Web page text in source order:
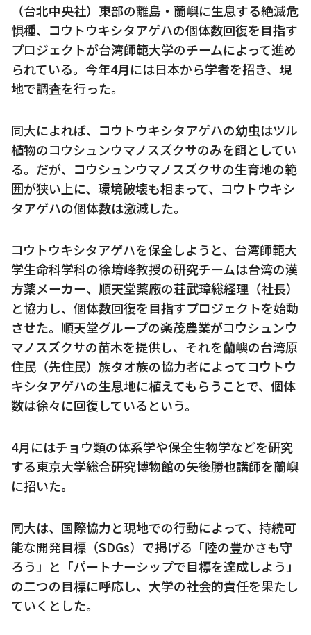
（台北中央社）東部の離島・蘭嶼に生息する絶滅危
惧種、コウトウキシタアゲハの個体数回復を目指す
プロジェクトが台湾師範大学のチームによって進め
られている。今年4月には日本から学者を招き、現
地で調査を行った。
同大によれば、コウトウキシタアゲハの幼虫はツル
植物のコウシュンウマノスズクサのみを餌としてい
る。だが、コウシュンウマノスズクサの生育地の範
囲が狭い上に、環境破壊も相まって、コウトウキシ
タアゲハの個体数は激減した。
コウトウキシタアゲハを保全しようと、台湾師範大
学生命科学科の徐堉峰教授の研究チームは台湾の漢
方薬メーカー、順天堂薬廠の荘武璋総経理（社長）
と協力し、個体数回復を目指すプロジェクトを始動
させた。順天堂グループの楽茂農業がコウシュンウ
マノスズクサの苗木を提供し、それを蘭嶼の台湾原
住民（先住民）族タオ族の協力者によってコウトウ
キシタアゲハの生息地に植えてもらうことで、個体
数は徐々に回復しているという。
4月にはチョウ類の体系学や保全生物学などを研究
する東京大学総合研究博物館の矢後勝也講師を蘭嶼
に招いた。
同大は、国際協力と現地での行動によって、持続可
能な開発目標（SDGs）で掲げる「陸の豊かさも守
ろう」と「パートナーシップで目標を達成しよう」
の二つの目標に呼応し、大学の社会的責任を果たし
ていくとした。